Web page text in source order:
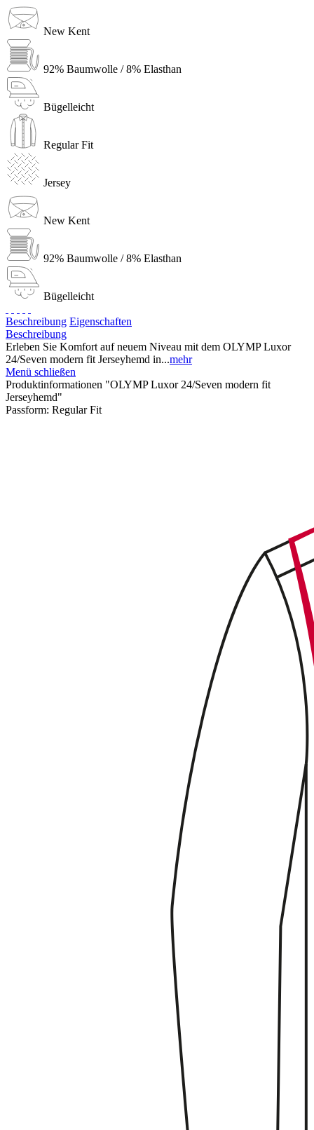
New Kent
92% Baumwolle / 8% Elasthan
Bügelleicht
Regular Fit
Jersey
New Kent
92% Baumwolle / 8% Elasthan
Bügelleicht
Beschreibung Eigenschaften
Beschreibung
Erleben Sie Komfort auf neuem Niveau mit dem OLYMP Luxor
24/Seven modern fit Jerseyhemd in...mehr
Menü schließen
Produktinformationen "OLYMP Luxor 24/Seven modern fit
Jerseyhemd"
Passform: Regular Fit